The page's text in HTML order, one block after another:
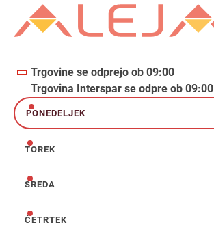
Trgovine se odprejo ob 09:00
Trgovina Interspar se odpre ob 09:00
ponedeljek
PONEDELJEK
torek
TOREK
sreda
SREDA
ČETRTEK